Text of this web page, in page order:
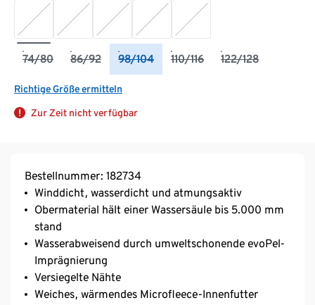
74/80 86/92 98/104 110/116 122/128
Richtige Größe ermitteln
Zur Zeit nicht verfügbar
Bestellnummer: 182734
Winddicht, wasserdicht und atmungsaktiv
Obermaterial hält einer Wassersäule bis 5.000 mm
stand
Wasserabweisend durch umweltschonende evoPel-
Imprägnierung
Versiegelte Nähte
Weiches, wärmendes Microfleece-Innenfutter